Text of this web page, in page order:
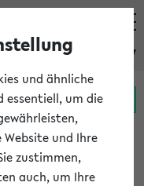
eKVV
MeineUni Portal
und ähnliche
essentiell, um die
und Ihre
zustimmen,
auch, um Ihre